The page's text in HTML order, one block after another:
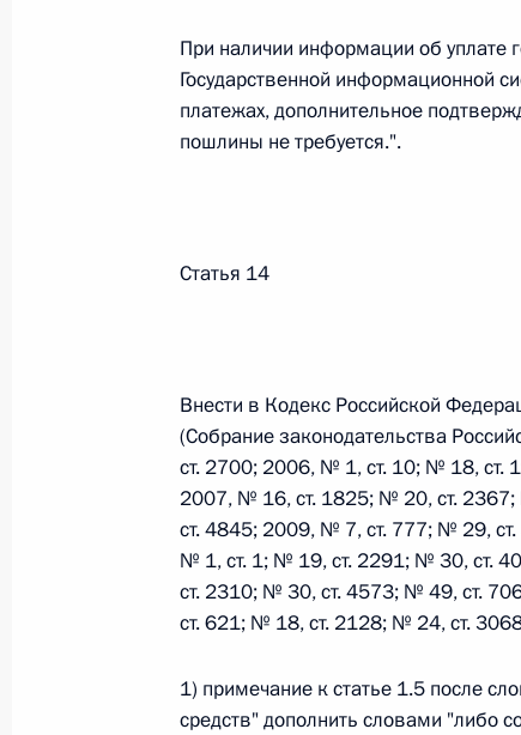
26 июля 2026 года
Федеральный закон от
26 июля 2026 года
О внесении изменений в статью 12
недвижимости»
26 июля 2026 года
Федеральный закон от
О внесении изменений в статьи 85 и
26 июля 2026 года
При наличии информации об уплате
Государственной информационной
платежах, дополнительное
пошлины не требуется.".
Статья 14
Внести в Кодекс Российской
(Собрание законодательства
ст. 2700; 2006, № 1, ст. 10; № 18,
2007, № 16, ст. 1825; № 20, ст.
ст. 4845; 2009, № 7, ст. 777; № 29,
№ 1, ст. 1; № 19, ст. 2291; № 30, ст.
ст. 2310; № 30, ст. 4573; № 49, ст.
ст. 621; № 18, ст. 2128; № 24, ст.
1) примечание к статье 1.5 после
средств" дополнить словами "либо